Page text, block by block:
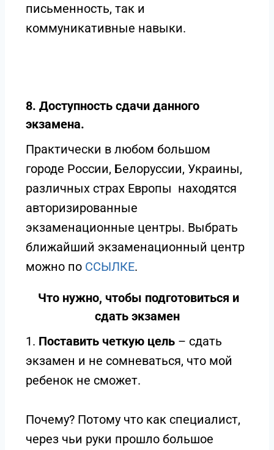
письменность, так и
коммуникативные навыки.
8. Доступность сдачи данного
экзамена.
Практически в любом большом
городе России, Белоруссии, Украины,
различных страх Европы находятся
авторизированные
экзаменационные центры. Выбрать
ближайший экзаменационный центр
можно по ССЫЛКЕ.
Что нужно, чтобы подготовиться и
сдать экзамен
1. Поставить четкую цель – сдать
экзамен и не сомневаться, что мой
ребенок не сможет.
Почему? Потому что как специалист,
через чьи руки прошло большое